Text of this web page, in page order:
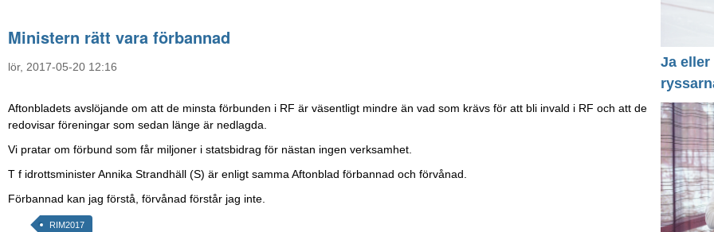
Ministern rätt vara förbannad
lör, 2017-05-20 12:16
Aftonbladets avslöjande om att de minsta förbunden i RF är väsentligt mindre än vad som krävs för att bli invald i RF och att de
redovisar föreningar som sedan länge är nedlagda.
Vi pratar om förbund som får miljoner i statsbidrag för nästan ingen verksamhet.
T f idrottsminister Annika Strandhäll (S) är enligt samma Aftonblad förbannad och förvånad.
Förbannad kan jag förstå, förvånad förstår jag inte.
RIM2017
Ja